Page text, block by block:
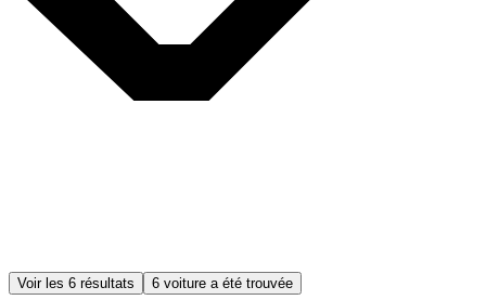
Voir les 6 résultats 6 voiture a été trouvée